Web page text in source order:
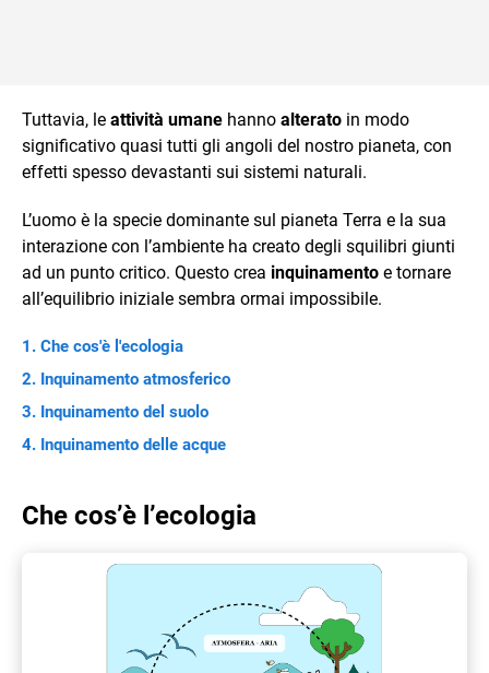
Tuttavia, le attività umane hanno alterato in modo
significativo quasi tutti gli angoli del nostro pianeta, con
effetti spesso devastanti sui sistemi naturali.
L’uomo è la specie dominante sul pianeta Terra e la sua
interazione con l’ambiente ha creato degli squilibri giunti
ad un punto critico. Questo crea inquinamento e tornare
all’equilibrio iniziale sembra ormai impossibile.
Che cos'è l'ecologia
Inquinamento atmosferico
Inquinamento del suolo
Inquinamento delle acque
Che cos’è l’ecologia